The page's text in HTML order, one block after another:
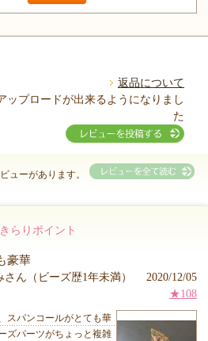
返品について
ップロードが出来るようになりまし
た
ューがあります。
きらりポイント
豪華
さん（ビーズ歴1年未満） 2020/12/05
★108
スパンコールがとても華
ズパーツがちょっと複雑